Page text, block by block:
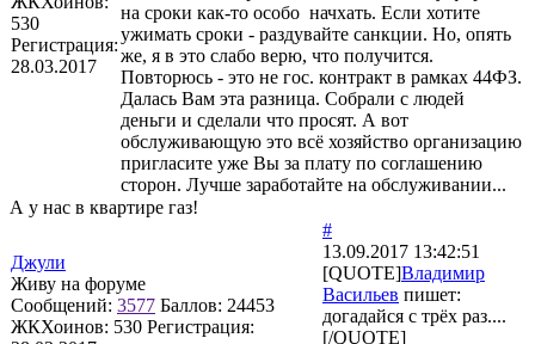
530
Регистрация:
28.03.2017
на сроки как-то особо начхать. Если хотите
ужимать сроки - раздувайте санкции. Но, опять
же, я в это слабо верю, что получится.
Повторюсь - это не гос. контракт в рамках 44ФЗ.
Далась Вам эта разница. Собрали с людей
деньги и сделали что просят. А вот
обслуживающую это всё хозяйство организацию
пригласите уже Вы за плату по соглашению
сторон. Лучше заработайте на обслуживании...
А у нас в квартире газ!
Джули
Живу на форуме
Сообщений: 3577 Баллов: 24453
ЖКХоинов: 530 Регистрация:
#
13.09.2017 13:42:51
[QUOTE]Владимир
Васильев пишет:
догадайся с трёх раз....
[/QUOTE]